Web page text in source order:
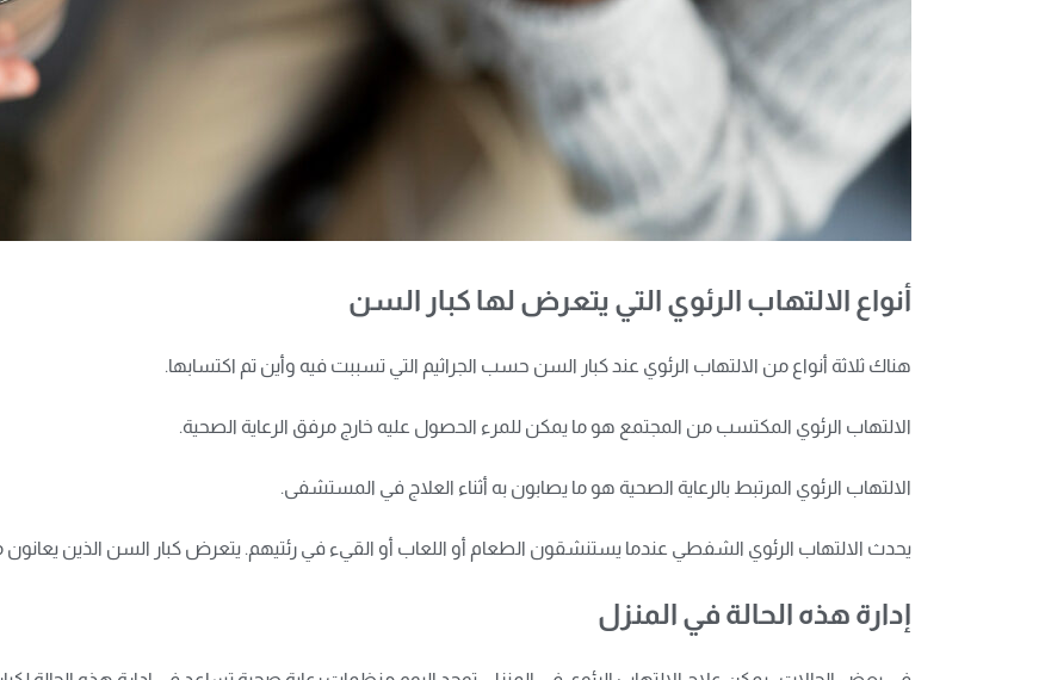
أنواع الالتهاب الرئوي التي يتعرض لها كبار السن
هناك ثلاثة أنواع من الالتهاب الرئوي عند كبار السن حسب الجراثيم التي تسببت فيه وأين تم اكتسابها.
الالتهاب الرئوي المكتسب من المجتمع هو ما يمكن للمرء الحصول عليه خارج مرفق الرعاية الصحية.
الالتهاب الرئوي المرتبط بالرعاية الصحية هو ما يصابون به أثناء العلاج في المستشفى.
يحدث الالتهاب الرئوي الشفطي عندما يستنشقون الطعام أو اللعاب أو القيء في رئتيهم. يتعرض كبار السن الذين يعانون
إدارة هذه الحالة في المنزل